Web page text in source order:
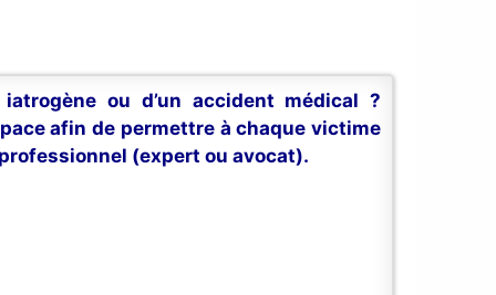
ou d’un accident médical ?
afin de permettre à chaque victime
(expert ou avocat).